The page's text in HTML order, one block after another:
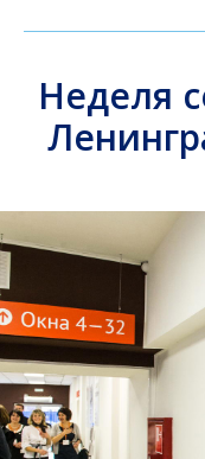
Неделя